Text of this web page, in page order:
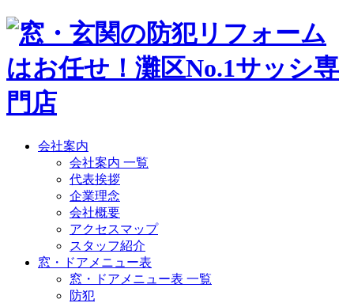
会社案内
会社案内 一覧
代表挨拶
企業理念
会社概要
アクセスマップ
スタッフ紹介
窓・ドアメニュー表
窓・ドアメニュー表 一覧
防犯